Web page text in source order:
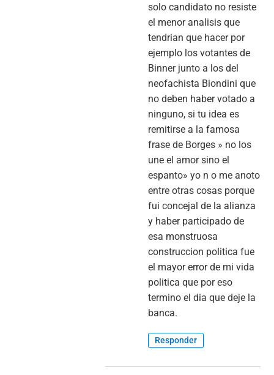
solo candidato no resiste
el menor analisis que
tendrian que hacer por
ejemplo los votantes de
Binner junto a los del
neofachista Biondini que
no deben haber votado a
ninguno, si tu idea es
remitirse a la famosa
frase de Borges » no los
une el amor sino el
espanto» yo n o me anoto
entre otras cosas porque
fui concejal de la alianza
y haber participado de
esa monstruosa
construccion politica fue
el mayor error de mi vida
politica que por eso
termino el dia que deje la
banca.
Responder